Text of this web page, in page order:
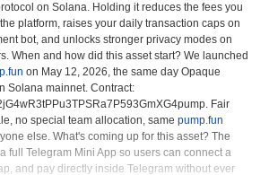
on Solana. Holding it reduces the fees you
platform, raises your daily transaction caps on
bot, and unlocks stronger privacy modes on
When and how did this asset start? We launched
on May 12, 2026, the same day Opaque
Solana mainnet. Contract:
Fair
no special team allocation, same pump.fun
else. What's coming up for this asset? The
full Telegram Mini App so users can connect a
and pay directly inside Telegram without ever